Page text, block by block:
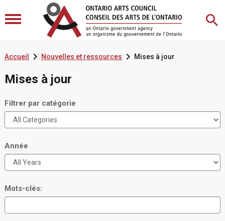
Accueil  Nouvelles et ressources Mises à jour
Mises à jour
Filtrer par catégorie
Année
Mots-clés: